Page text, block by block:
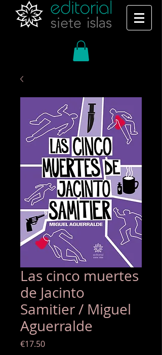
Las cinco muertes
de Jacinto
Samitier / Miguel
Aguerralde
€17.50Precio